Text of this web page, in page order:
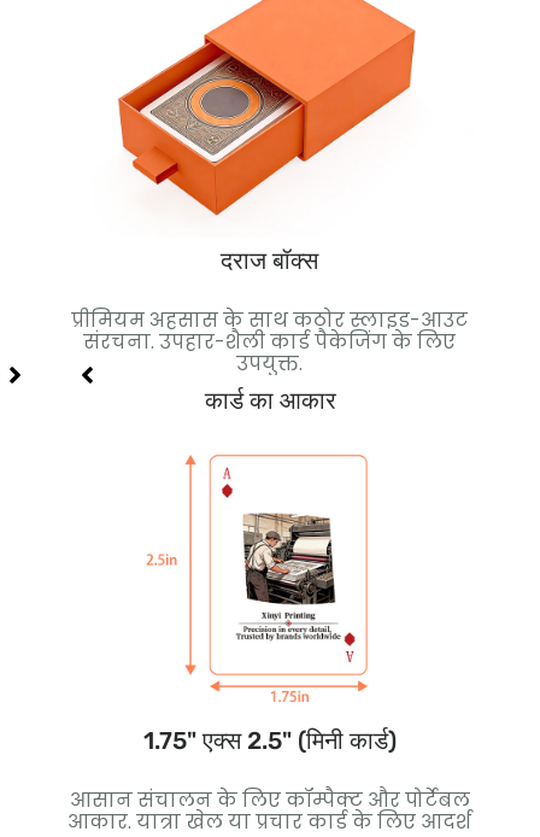
दराज बॉक्स
प्रीमियम अहसास के साथ कठोर स्लाइड-आउट
संरचना. उपहार-शैली कार्ड पैकेजिंग के लिए
उपयुक्त.
कार्ड का आकार
1.75" एक्स 2.5" (मिनी कार्ड)
आसान संचालन के लिए कॉम्पैक्ट और पोर्टेबल
आकार. यात्रा खेल या प्रचार कार्ड के लिए आदर्श